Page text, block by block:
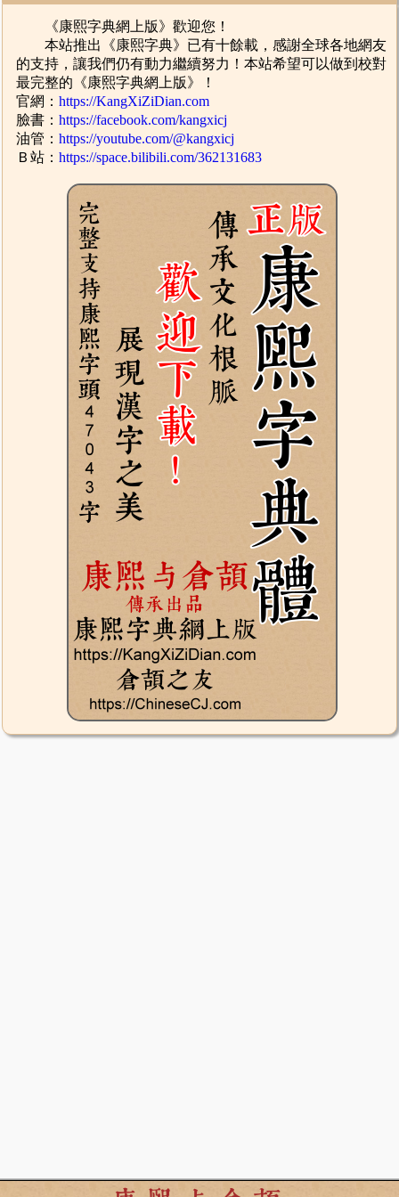
《康熙字典網上版》歡迎您！
本站推出《康熙字典》已有十餘載，感謝全球各地網友
的支持，讓我們仍有動力繼續努力！本站希望可以做到校對
最完整的《康熙字典網上版》！
官網：https://KangXiZiDian.com
臉書：https://facebook.com/kangxicj
油管：https://youtube.com/@kangxicj
Ｂ站：https://space.bilibili.com/362131683